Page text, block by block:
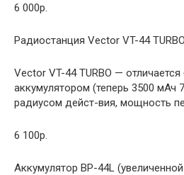
6 000р.
Радиостанция Vector VT-44 TURBO
Vector VT-44 TURBO —
аккумулятором (теперь 3500 мАч
радиусом дейст-вия, мощность
6 100р.
Аккумулятор BP-44L